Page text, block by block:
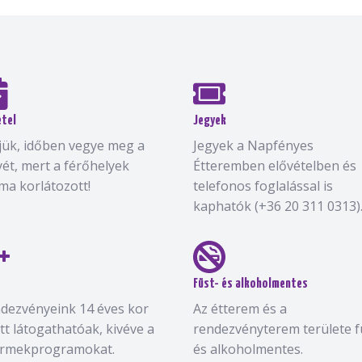
időben vegye meg a
mert a férőhelyek
korlátozott!
Jegyek
Jegyek a Napfényes
Étteremben elővételben és
telefonos foglalással is
kaphatók (+36 20 311 0313).
14 éves kor
látogathatóak, kivéve a
Füst- és alkoholmentes
Az étterem és a
rendezvényterem területe
és alkoholmentes.